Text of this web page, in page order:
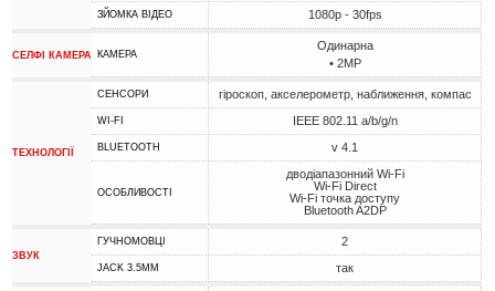
ЗЙОМКА ВІДЕО 1080p - 30fps
СЕЛФІ КАМЕРА КАМЕРА
Одинарна
• 2MP
ТЕХНОЛОГІЇ
СЕНСОРИ гіроскоп, акселерометр, наближення, компас
WI-FI IEEE 802.11 a/b/g/n
BLUETOOTH v 4.1
ОСОБЛИВОСТІ
дводіапазонний Wi-Fi
Wi-Fi Direct
Wi-Fi точка доступу
Bluetooth A2DP
ЗВУК
ГУЧНОМОВЦІ 2
JACK 3.5MM так